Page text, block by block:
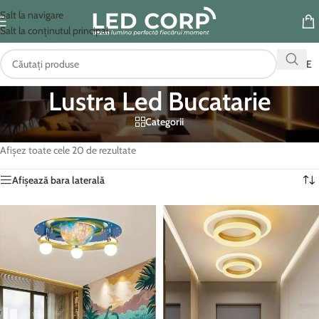
Salt la navigare
Salt la conținutul principal
OFERTE
Lustra Led Bucatarie
Categorii
Prima pagină/Produse etichetate „Lustra Led Bucatarie”
Afișez toate cele 20 de rezultate
Afișează bara laterală